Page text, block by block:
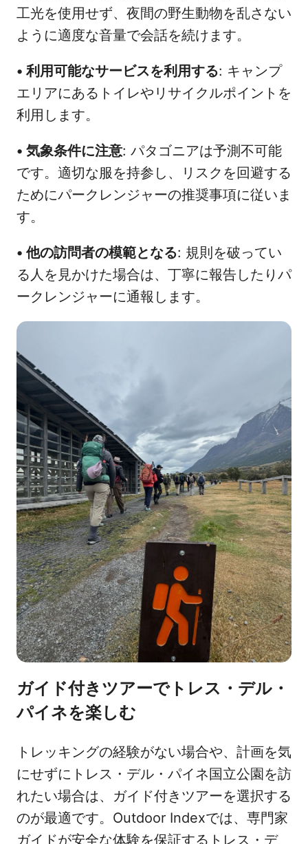
工光を使用せず、夜間の野生動物を乱さない
ように適度な音量で会話を続けます。
•利用可能なサービスを利用する: キャンプ
エリアにあるトイレやリサイクルポイントを
利用します。
• 気象条件に注意: パタゴニアは予測不可能
です。適切な服を持参し、リスクを回避する
ためにパークレンジャーの推奨事項に従いま
す。
• 他の訪問者の模範となる: 規則を破ってい
る人を見かけた場合は、丁寧に報告したりパ
ークレンジャーに通報します。
ガイド付きツアーでトレス・デル・
パイネを楽しむ
トレッキングの経験がない場合や、計画を気
にせずにトレス・デル・パイネ国立公園を訪
れたい場合は、ガイド付きツアーを選択する
のが最適です。Outdoor Indexでは、専門家
ガイドが安全な体験を保証するトレス・デ